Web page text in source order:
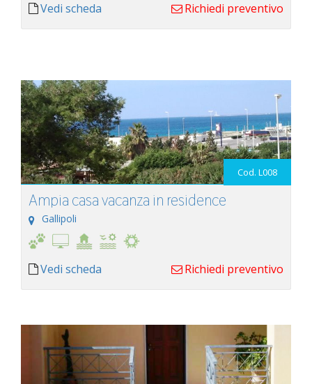
Vedi scheda Richiedi preventivo
Cod. L008
Ampia casa vacanza in residence
Gallipoli
Vedi scheda Richiedi preventivo